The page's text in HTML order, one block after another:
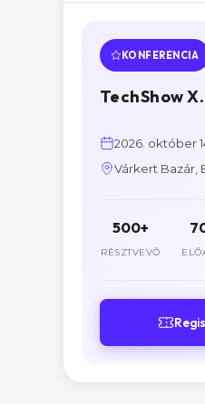
KONFERENCIA
TechShow X.
2026. október
Várkert Bazár,
500+
RÉSZTVEVŐ